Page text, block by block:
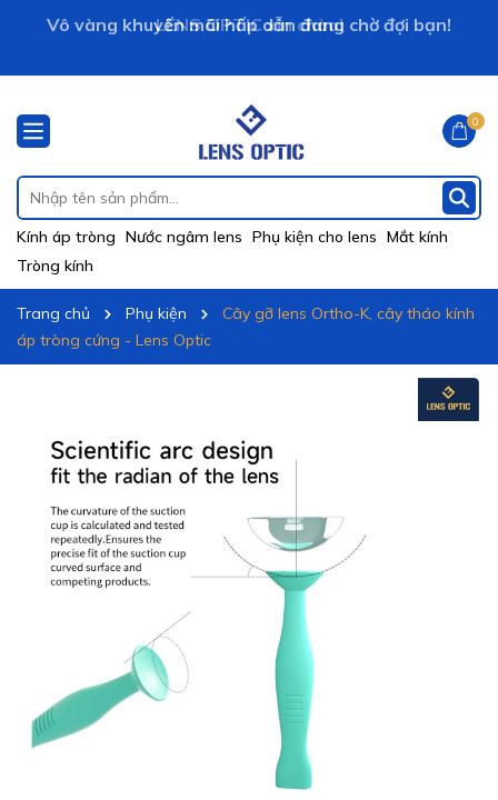
LENS OPTIC xin chào!
Vô vàng khuyến mãi hấp dẫn đang chờ đợi bạn!
Kính áp tròng Nước ngâm lens Phụ kiện cho lens Mắt kính
Tròng kính
0
Trang chủ Phụ kiện
Cây gỡ lens Ortho-K, cây tháo kính
áp tròng cứng - Lens Optic